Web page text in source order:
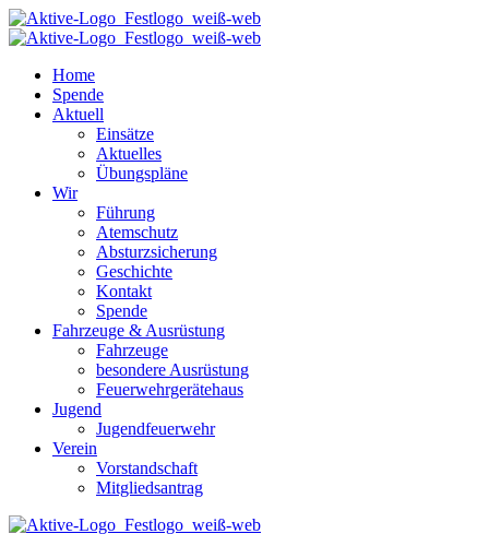
Home
Spende
Aktuell
Einsätze
Aktuelles
Übungspläne
Wir
Führung
Atemschutz
Absturzsicherung
Geschichte
Kontakt
Spende
Fahrzeuge & Ausrüstung
Fahrzeuge
besondere Ausrüstung
Feuerwehrgerätehaus
Jugend
Jugendfeuerwehr
Verein
Vorstandschaft
Mitgliedsantrag